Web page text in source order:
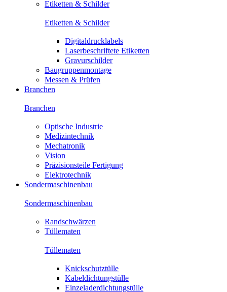
Etiketten & Schilder
Etiketten & Schilder
Digitaldrucklabels
Laserbeschriftete Etiketten
Gravurschilder
Baugruppenmontage
Messen & Prüfen
Branchen
Branchen
Optische Industrie
Medizintechnik
Mechatronik
Vision
Präzisionsteile Fertigung
Elektrotechnik
Sondermaschinenbau
Sondermaschinenbau
Randschwärzen
Tüllematen
Tüllematen
Knickschutztülle
Kabeldichtungstülle
Einzeladerdichtungstülle